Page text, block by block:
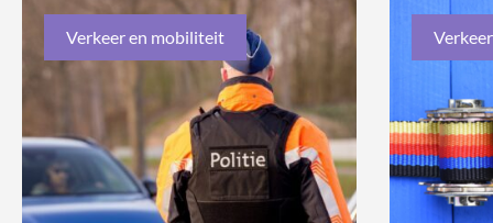
Verkeer en mobiliteit